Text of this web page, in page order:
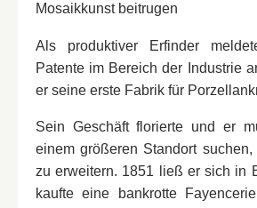
Mosaikkunst beitrugen
Als produktiver Erfinder
Patente im Bereich der Industrie
er seine erste Fabrik für
Sein Geschäft florierte und er
einem größeren Standort
zu erweitern. 1851 ließ er sich in
kaufte eine bankrotte